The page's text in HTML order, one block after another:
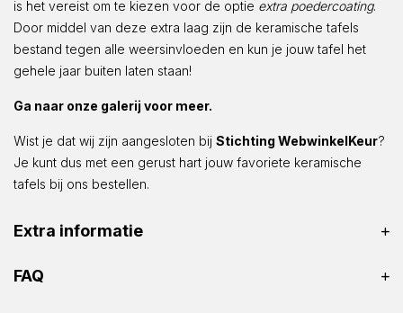
is het vereist om te kiezen voor de optie extra poedercoating.
Door middel van deze extra laag zijn de keramische tafels
bestand tegen alle weersinvloeden en kun je jouw tafel het
gehele jaar buiten laten staan!
Ga naar onze galerij voor meer.
Wist je dat wij zijn aangesloten bij Stichting WebwinkelKeur?
Je kunt dus met een gerust hart jouw favoriete keramische
tafels bij ons bestellen.
Extra informatie
FAQ